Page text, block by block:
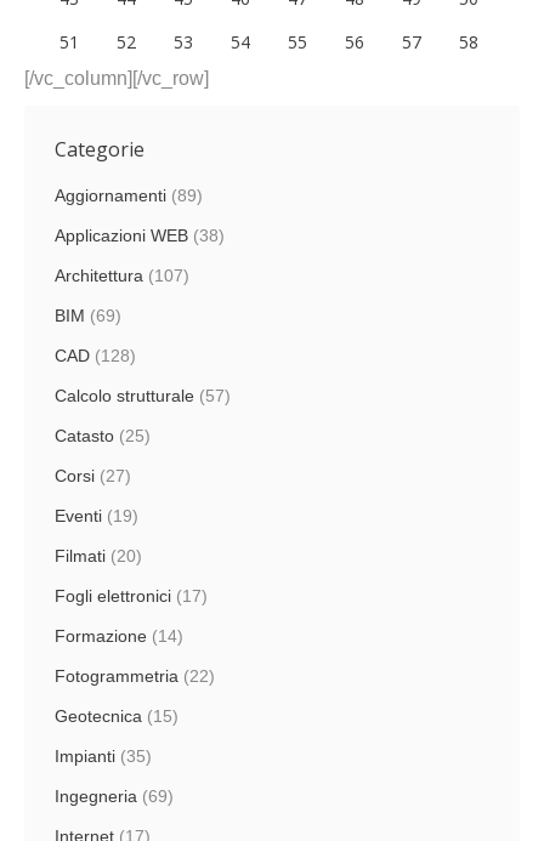
51
52 53 54 55 56 57 58
[/vc_column][/vc_row]
Categorie
Aggiornamenti (89)
Applicazioni WEB (38)
Architettura (107)
BIM (69)
CAD (128)
Calcolo strutturale (57)
Catasto (25)
Corsi (27)
Eventi (19)
Filmati (20)
Fogli elettronici (17)
Formazione (14)
Fotogrammetria (22)
Geotecnica (15)
Impianti (35)
Ingegneria (69)
Internet (17)